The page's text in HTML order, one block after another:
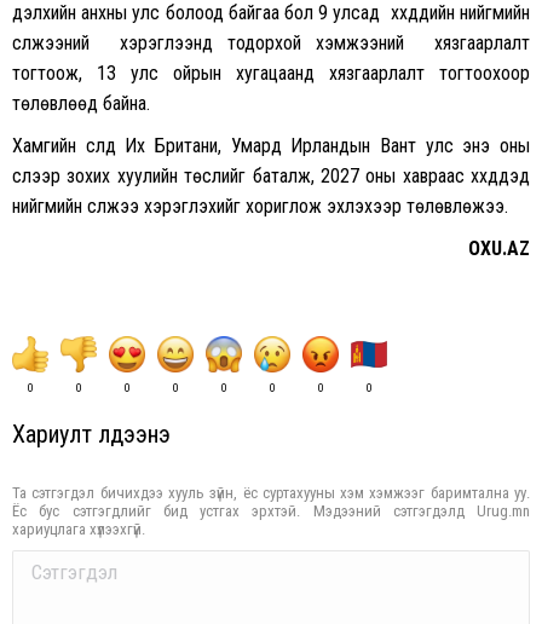
дэлхийн анхны улс болоод байгаа бол 9 улсад хүүхдүүдийн нийгмийн
сүлжээний хэрэглээнд тодорхой хэмжээний хязгаарлалт
тогтоож, 13 улс ойрын хугацаанд хязгаарлалт тогтоохоор
төлөвлөөд байна.
Хамгийн сүүлд Их Британи, Умард Ирландын Вант улс энэ оны
сүүлээр зохих хуулийн төслийг баталж, 2027 оны хавраас хүүхдүүдэд
нийгмийн сүлжээ хэрэглэхийг хориглож эхлэхээр төлөвлөжээ.
OXU.AZ
0 0 0 0 0 0 0 0
Хариулт үлдээнэ үү
Та сэтгэгдэл бичихдээ хууль зүйн, ёс суртахууны хэм хэмжээг баримтална уу.
Ёс бус сэтгэгдлийг бид устгах эрхтэй. Мэдээний сэтгэгдэлд Urug.mn
хариуцлага хүлээхгүй.
Comment